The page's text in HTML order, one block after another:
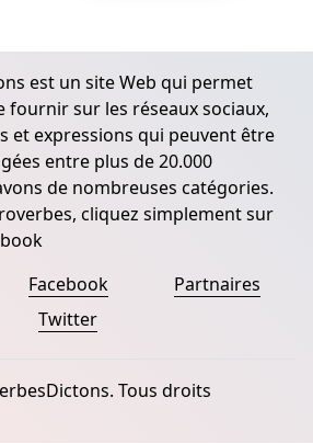
est un site Web qui permet
fournir sur les réseaux sociaux,
et expressions qui peuvent être
entre plus de 20.000
de nombreuses catégories.
cliquez simplement sur
Facebook
Twitter
Partnaires
Tous droits